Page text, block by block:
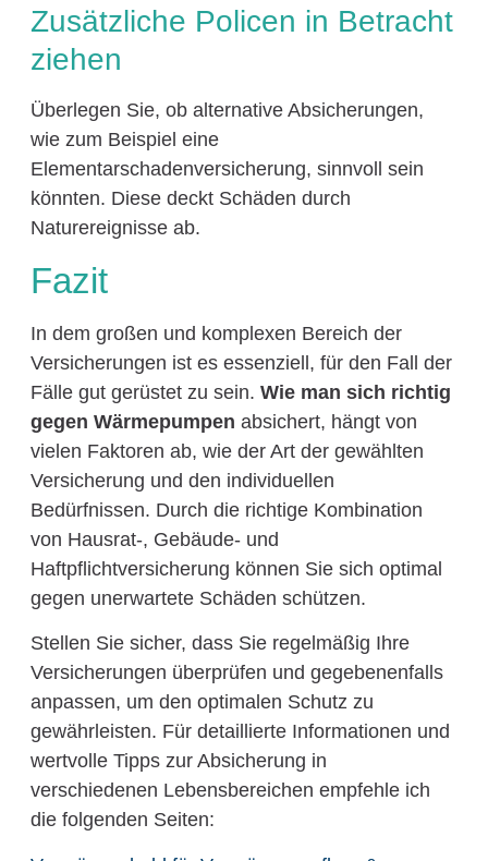
Zusätzliche Policen in Betracht
ziehen
Überlegen Sie, ob alternative Absicherungen,
wie zum Beispiel eine
Elementarschadenversicherung, sinnvoll sein
könnten. Diese deckt Schäden durch
Naturereignisse ab.
Fazit
In dem großen und komplexen Bereich der
Versicherungen ist es essenziell, für den Fall der
Fälle gut gerüstet zu sein. Wie man sich richtig
gegen Wärmepumpen absichert, hängt von
vielen Faktoren ab, wie der Art der gewählten
Versicherung und den individuellen
Bedürfnissen. Durch die richtige Kombination
von Hausrat-, Gebäude- und
Haftpflichtversicherung können Sie sich optimal
gegen unerwartete Schäden schützen.
Stellen Sie sicher, dass Sie regelmäßig Ihre
Versicherungen überprüfen und gegebenenfalls
anpassen, um den optimalen Schutz zu
gewährleisten. Für detaillierte Informationen und
wertvolle Tipps zur Absicherung in
verschiedenen Lebensbereichen empfehle ich
die folgenden Seiten: